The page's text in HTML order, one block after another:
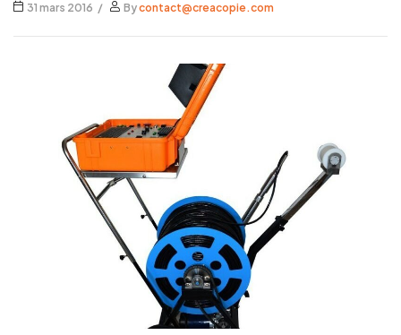
Ø50
mm
31 mars 2016 Bycontact@creacopie.com